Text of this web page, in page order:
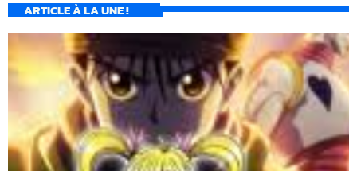
ARTICLE À LA UNE !